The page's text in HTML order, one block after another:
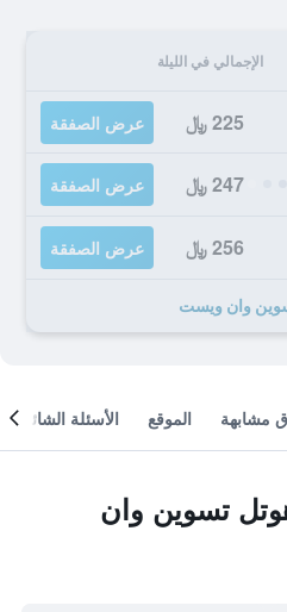
الإجمالي في الليلة
225 ﷼ عرض الصفقة
247 ﷼ عرض الصفقة
256 ﷼ عرض الصفقة
مشابهة الموقع الأسئلة الشائعة
تسوين وان